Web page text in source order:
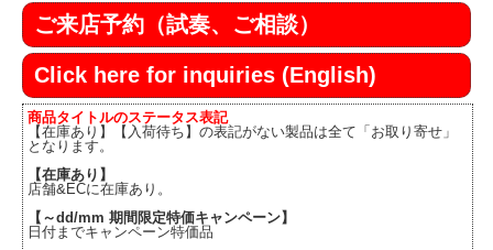
ご来店予約（試奏、ご相談）
Click here for inquiries (English)
商品タイトルのステータス表記
【在庫あり】【入荷待ち】の表記がない製品は全て「お取り寄せ」
となります。
【在庫あり】
店舗&ECに在庫あり。
【～dd/mm 期間限定特価キャンペーン】
日付までキャンペーン特価品